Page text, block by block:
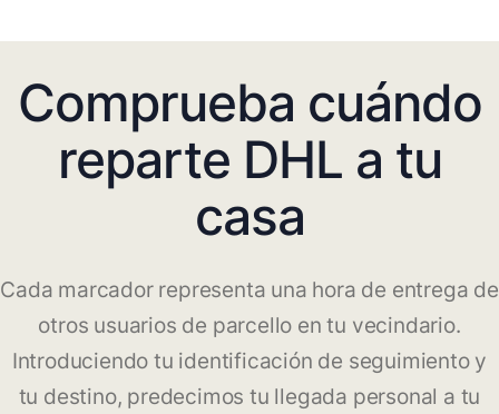
Comprueba cuándo
reparte DHL a tu
casa
Cada marcador representa una hora de entrega de
otros usuarios de parcello en tu vecindario.
Introduciendo tu identificación de seguimiento y
tu destino, predecimos tu llegada personal a tu